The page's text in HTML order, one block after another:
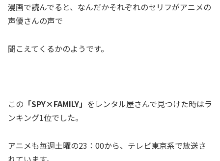
漫画で読んでると、なんだかそれぞれのセリフがアニメの
声優さんの声で
聞こえてくるかのようです。
この 「SPY×FAMILY」 をレンタル屋さんで見つけた時はラ
ンキング1位でした。
アニメも毎週土曜の23：00から、テレビ東京系で放送さ